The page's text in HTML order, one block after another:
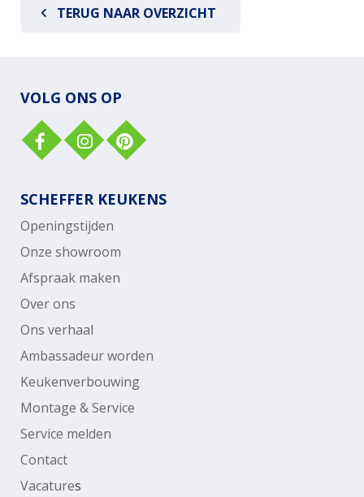
TERUG NAAR OVERZICHT
VOLG ONS OP
SCHEFFER KEUKENS
Openingstijden
Onze showroom
Afspraak maken
Over ons
Ons verhaal
Ambassadeur worden
Keukenverbouwing
Montage & Service
Service melden
Contact
Vacatures